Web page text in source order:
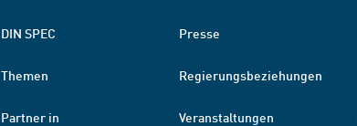
DIN SPEC
Themen
Partner in
Presse
Regierungsbeziehungen
Veranstaltungen